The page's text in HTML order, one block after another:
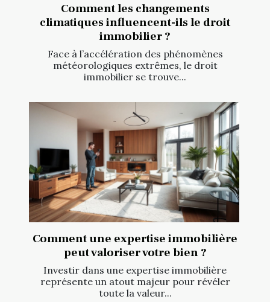
Comment les changements
climatiques influencent-ils le droit
immobilier ?
Face à l’accélération des phénomènes
météorologiques extrêmes, le droit
immobilier se trouve...
Comment une expertise immobilière
peut valoriser votre bien ?
Investir dans une expertise immobilière
représente un atout majeur pour révéler
toute la valeur...